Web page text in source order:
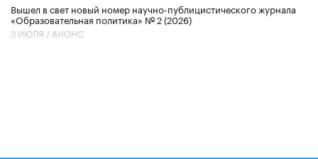
Вышел в свет новый номер научно-публицистического журнала
«Образовательная политика» № 2 (2026)
3 ИЮЛЯ / АНОНС